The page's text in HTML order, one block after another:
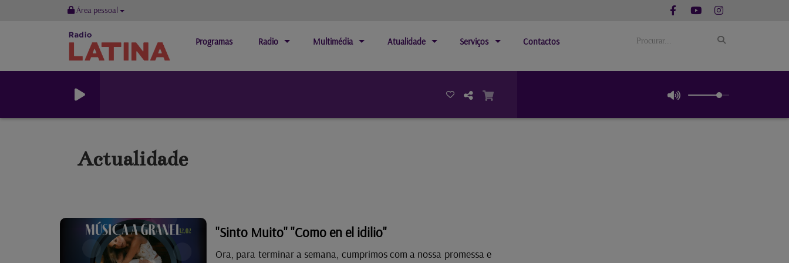
Área pessoal
Programas Radio Multimédia Atualidade Serviços Contactos
Actualidade
"Sinto Muito" "Como en el idilio"
Ora, para terminar a semana, cumprimos com a nossa promessa e